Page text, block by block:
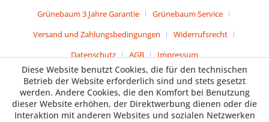
Grünebaum 3 Jahre Garantie
Grünebaum Service
Versand und Zahlungsbedingungen
Widerrufsrecht
Datenschutz
AGB Impressum
Diese Website benutzt Cookies, die für den technischen
Betrieb der Website erforderlich sind und stets gesetzt
werden. Andere Cookies, die den Komfort bei Benutzung
dieser Website erhöhen, der Direktwerbung dienen oder die
Interaktion mit anderen Websites und sozialen Netzwerken